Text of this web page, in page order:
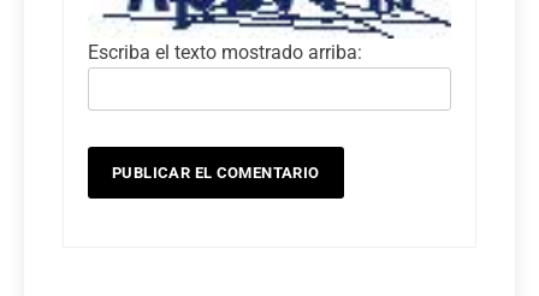
Escriba el texto mostrado arriba: